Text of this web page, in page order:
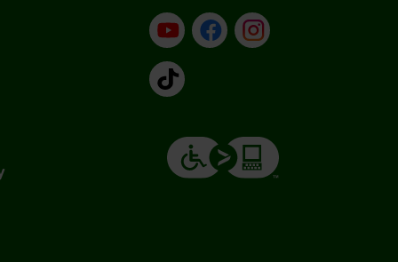
YouTube (en inglés)
Facebook (en inglés)
Instagram (en
TikTok